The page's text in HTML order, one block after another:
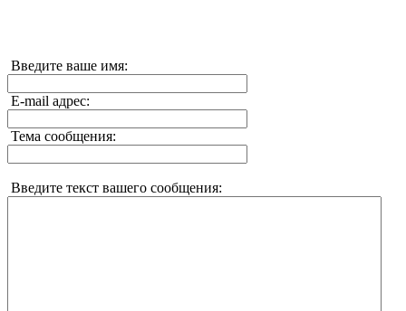
Введите ваше имя:
E-mail адрес:
Тема сообщения:
Введите текст вашего сообщения: